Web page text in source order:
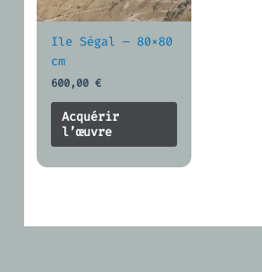
Ile Ségal – 80×80
cm
600,00€
Acquérir
l’œuvre